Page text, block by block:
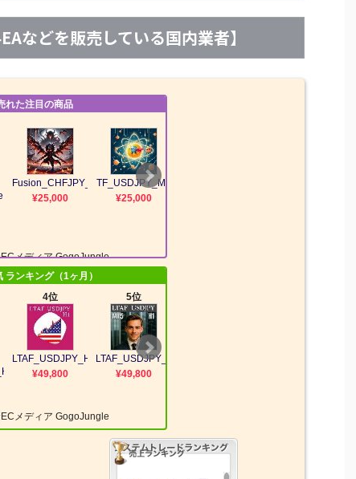
などを販売している国内業者】